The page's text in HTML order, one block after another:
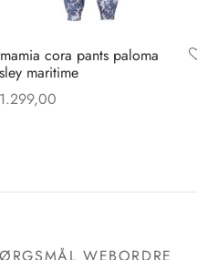
cora pants paloma
maritime
1.299,00
flere
Mulighederne
WEBORDRE